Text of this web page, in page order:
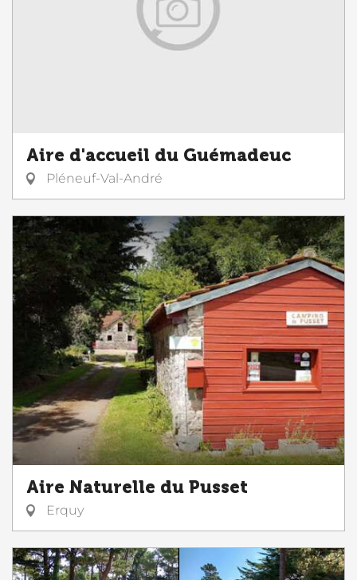
Aire d'accueil du Guémadeuc
Pléneuf-Val-André
Aire Naturelle du Pusset
Erquy